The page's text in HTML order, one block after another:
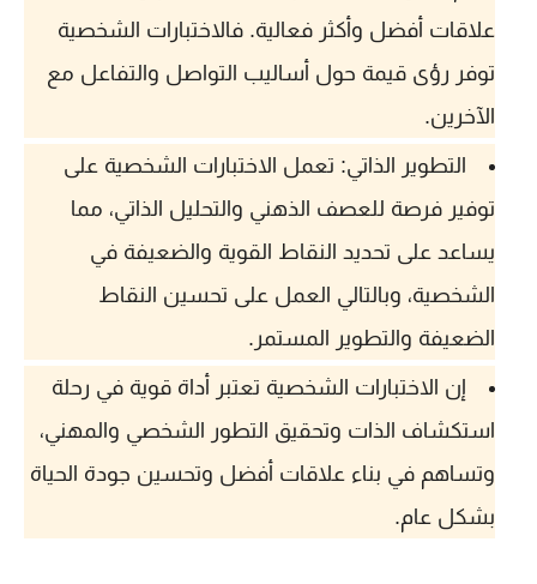
علاقات أفضل وأكثر فعالية. فالاختبارات الشخصية
توفر رؤى قيمة حول أساليب التواصل والتفاعل مع
الآخرين.
التطوير الذاتي: تعمل الاختبارات الشخصية على
توفير فرصة للعصف الذهني والتحليل الذاتي، مما
يساعد على تحديد النقاط القوية والضعيفة في
الشخصية، وبالتالي العمل على تحسين النقاط
الضعيفة والتطوير المستمر.
إن الاختبارات الشخصية تعتبر أداة قوية في رحلة
استكشاف الذات وتحقيق التطور الشخصي والمهني،
وتساهم في بناء علاقات أفضل وتحسين جودة الحياة
بشكل عام.